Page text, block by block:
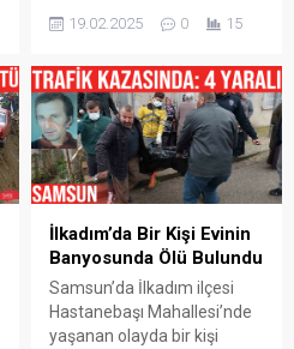
sürücüsü, kazadan 9 saat
hastaneye kaldırıldı.
Sürücüsünün aracıyla
yoldan çıkarak park
halindeki traktöre çarptığı
kaza, Samsun’un İlkadım
ilçesi Kıran Mahallesi’nde
meydana geldi. Edinilen
bilgiye göre, İlkadım ilçesi
Kıran Mahallesi mevkisinde
Soner Cılız (21) idaresindeki
55 APM 184...
19.02.2025 0 15
İlkadım’da Bir Kişi Evinin
Banyosunda Ölü Bulundu
Samsun’da İlkadım ilçesi
Hastanebaşı Mahallesi’nde
yaşanan olayda bir kişi